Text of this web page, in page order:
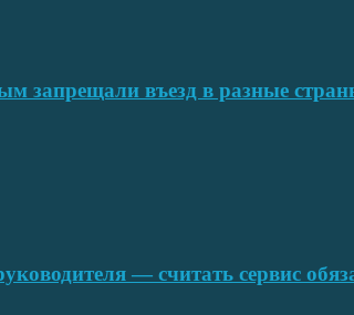
запрещали въезд в разные
— считать сервис